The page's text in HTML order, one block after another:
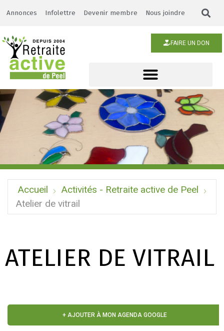
Annonces Infolettre Devenir membre Nous joindre
FAIRE UN DON
Accueil
Activités - Retraite active de Peel
Atelier de vitrail
ATELIER DE VITRAIL
+ AJOUTER À MON AGENDA GOOGLE